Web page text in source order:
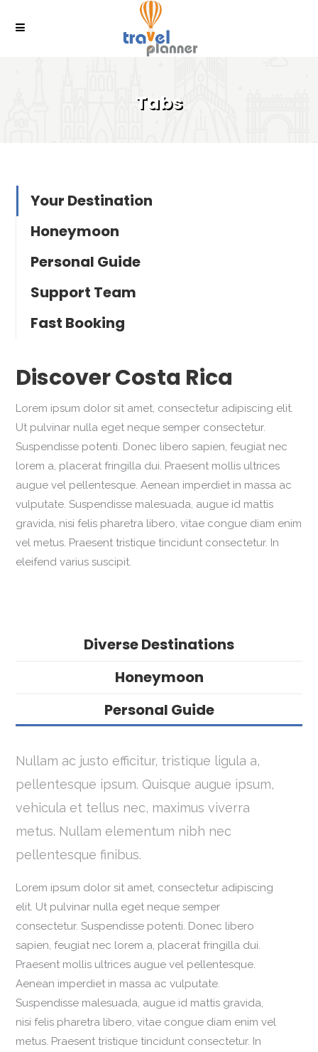
Tabs
Your Destination
Honeymoon
Personal Guide
Support Team
Fast Booking
Discover Costa Rica
Lorem ipsum dolor sit amet, consectetur adipiscing elit.
Ut pulvinar nulla eget neque semper consectetur.
Suspendisse potenti. Donec libero sapien, feugiat nec
lorem a, placerat fringilla dui. Praesent mollis ultrices
augue vel pellentesque. Aenean imperdiet in massa ac
vulputate. Suspendisse malesuada, augue id mattis
gravida, nisi felis pharetra libero, vitae congue diam enim
vel metus. Praesent tristique tincidunt consectetur. In
eleifend varius suscipit.
Diverse Destinations
Honeymoon
Personal Guide
Nullam ac justo efficitur, tristique ligula a,
pellentesque ipsum. Quisque augue ipsum,
vehicula et tellus nec, maximus viverra
metus. Nullam elementum nibh nec
pellentesque finibus.
Lorem ipsum dolor sit amet, consectetur adipiscing
elit. Ut pulvinar nulla eget neque semper
consectetur. Suspendisse potenti. Donec libero
sapien, feugiat nec lorem a, placerat fringilla dui.
Praesent mollis ultrices augue vel pellentesque.
Aenean imperdiet in massa ac vulputate.
Suspendisse malesuada, augue id mattis gravida,
nisi felis pharetra libero, vitae congue diam enim vel
metus. Praesent tristique tincidunt consectetur. In